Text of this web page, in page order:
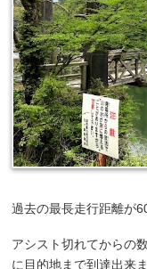
過去の最長走行距離が
アシスト切れてからの
に目的地まで到達出来